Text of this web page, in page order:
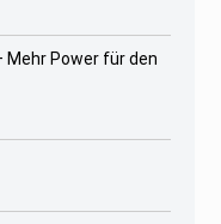
Mehr Power für den